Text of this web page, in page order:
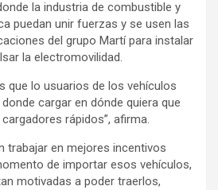
la industria de combustible y
puedan unir fuerzas y se usen las
del grupo Martí para instalar
la electromovilidad.
que lo usuarios de los vehículos
cargar en dónde quiera que
rápidos”, afirma.
trabajar en mejores incentivos
de importar esos vehículos,
motivadas a poder traerlos,